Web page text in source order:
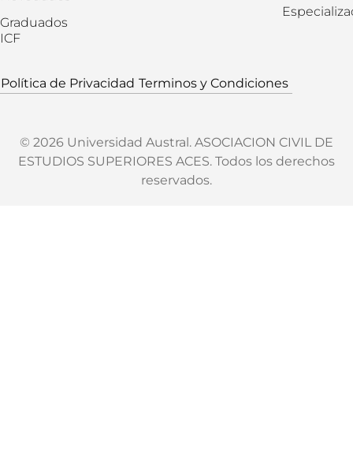
Graduados
ICF
Política de Privacidad Terminos y Condiciones
© 2026 Universidad Austral. ASOCIACION CIVIL DE
ESTUDIOS SUPERIORES ACES. Todos los derechos
reservados.